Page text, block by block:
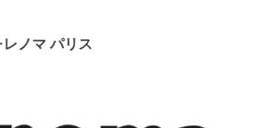
ノマ パリス